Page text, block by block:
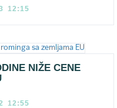
12:15
NIŽE CENE
12:55